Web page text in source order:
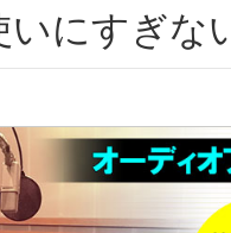
にすぎな